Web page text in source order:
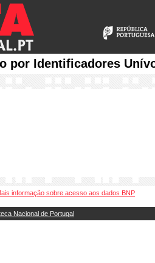
por Identificadores
informação sobre acesso aos dados BNP
Nacional de Portugal